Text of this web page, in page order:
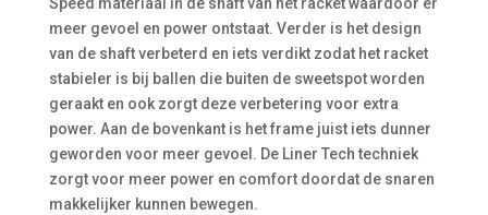
Speed materiaal in de shaft van het racket waardoor er
meer gevoel en power ontstaat. Verder is het design
van de shaft verbeterd en iets verdikt zodat het racket
stabieler is bij ballen die buiten de sweetspot worden
geraakt en ook zorgt deze verbetering voor extra
power. Aan de bovenkant is het frame juist iets dunner
geworden voor meer gevoel. De Liner Tech techniek
zorgt voor meer power en comfort doordat de snaren
makkelijker kunnen bewegen.